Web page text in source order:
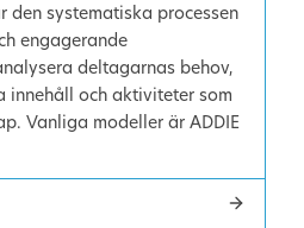
den systematiska processen
engagerande
deltagarnas behov,
innehåll och aktiviteter som
Vanliga modeller är ADDIE